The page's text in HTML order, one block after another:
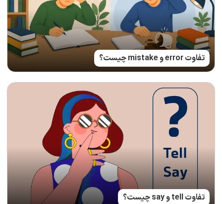
تفاوت error و mistake چیست؟
تفاوت tell و say چیست؟